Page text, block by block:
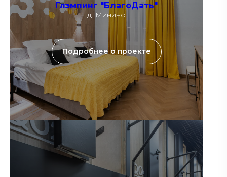
Глэмпинг "БлагоДать"
д. Минино
Подробнее о проекте